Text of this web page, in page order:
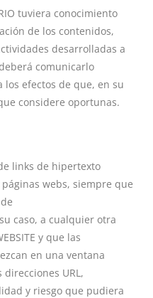
tuviera conocimiento
de los contenidos,
desarrolladas a
comunicarlo
los efectos de que, en su
considere oportunas.
links de hipertexto
webs, siempre que
caso, a cualquier otra
y que las
en una ventana
URL,
y riesgo que pudiera